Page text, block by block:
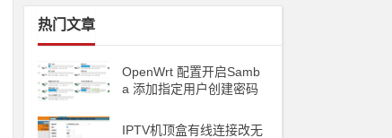
es错误
热门文章
OpenWrt 配置开启Samb
a 添加指定用户创建密码
IPTV机顶盒有线连接改无